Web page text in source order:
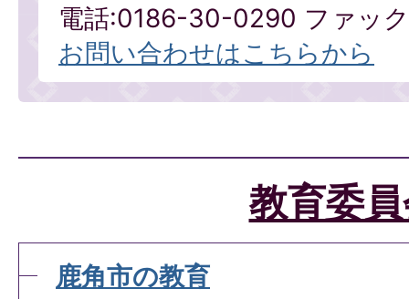
電話:0186-30-0290 ファッ
お問い合わせはこちらから
教育委
鹿角市の教育